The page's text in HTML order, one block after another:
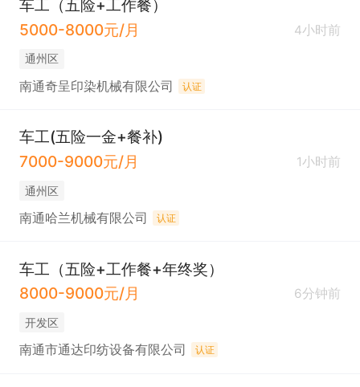
车工（五险+工作餐）
5000-8000元/月
4小时前
通州区
南通奇呈印染机械有限公司 认证
车工(五险一金+餐补)
7000-9000元/月
1小时前
通州区
南通哈兰机械有限公司 认证
车工（五险+工作餐+年终奖）
8000-9000元/月
6分钟前
开发区
南通市通达印纺设备有限公司 认证